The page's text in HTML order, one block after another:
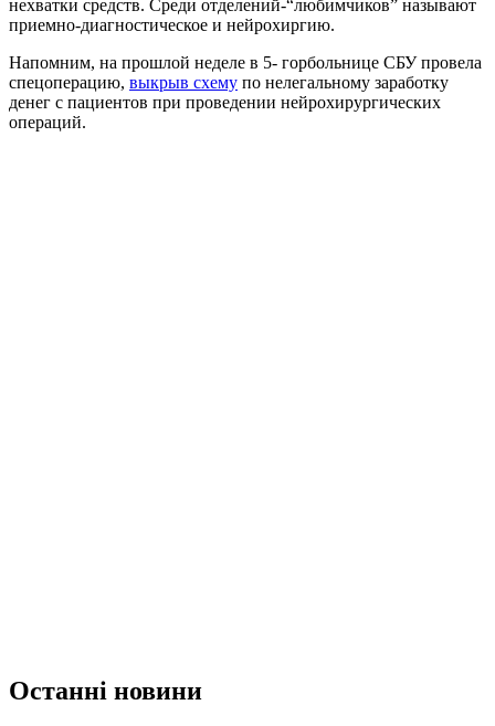
нехватки средств. Среди отделений-“любимчиков” называют
приемно-диагностическое и нейрохиргию.
Напомним, на прошлой неделе в 5- горбольнице СБУ провела
спецоперацию, выкрыв схему по нелегальному заработку
денег с пациентов при проведении нейрохирургических
операций.
Останні новини